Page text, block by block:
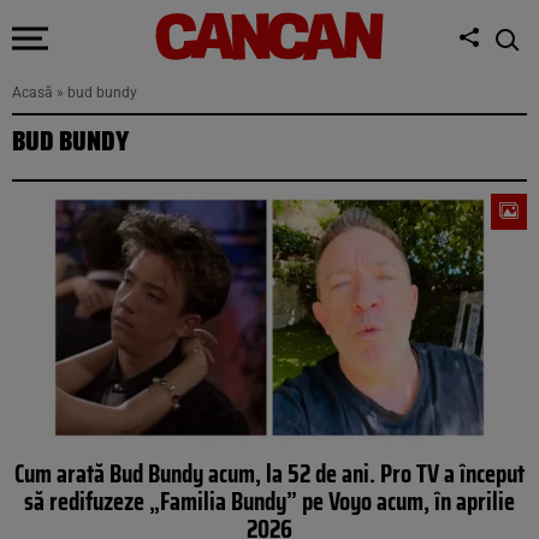
Acasă » bud bundy
BUD BUNDY
Cum arată Bud Bundy acum, la 52 de ani. Pro TV a început
să redifuzeze „Familia Bundy” pe Voyo acum, în aprilie
2026